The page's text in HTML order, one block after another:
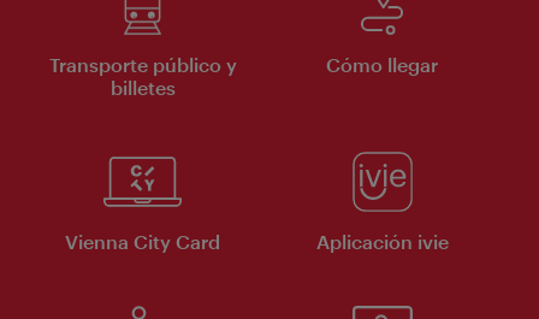
Transporte público y
billetes
Cómo llegar
Vienna City Card Aplicación ivie